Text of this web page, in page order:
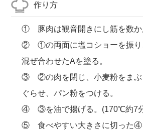
作り方
① 豚肉は観音開きにし筋を数か
② ①の両面に塩コショーを振り
混ぜ合わせたAを塗る。
③ ②の肉を閉じ、小麦粉をまぶ
ぐらせ、パン粉をつける。
④ ③を油で揚げる。(170℃約7
⑤ 食べやすい大きさに切った④